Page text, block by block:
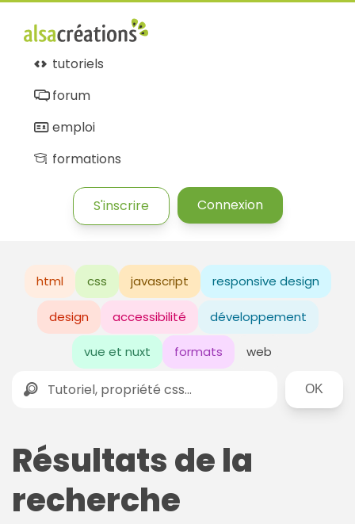
tutoriels
forum
emploi
formations
S'inscrire Connexion
html css javascript responsive design
design accessibilité développement
vue et nuxt formats web
Rechercher
Résultats de la
recherche